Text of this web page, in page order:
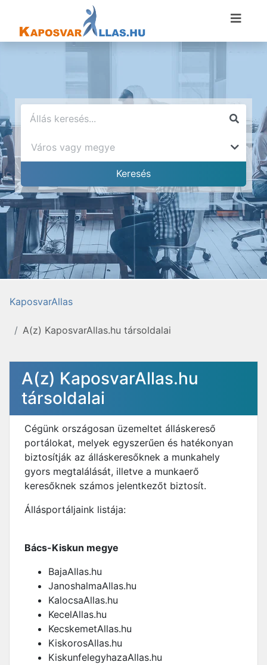
KaposvarAllas
A(z) KaposvarAllas.hu társoldalai
A(z) KaposvarAllas.hu
társoldalai
Cégünk országosan üzemeltet álláskereső
portálokat, melyek egyszerűen és hatékonyan
biztosítják az álláskeresőknek a munkahely
gyors megtalálását, illetve a munkaerő
keresőknek számos jelentkezőt biztosít.
Állásportáljaink listája:
Bács-Kiskun megye
BajaAllas.hu
JanoshalmaAllas.hu
KalocsaAllas.hu
KecelAllas.hu
KecskemetAllas.hu
KiskorosAllas.hu
KiskunfelegyhazaAllas.hu